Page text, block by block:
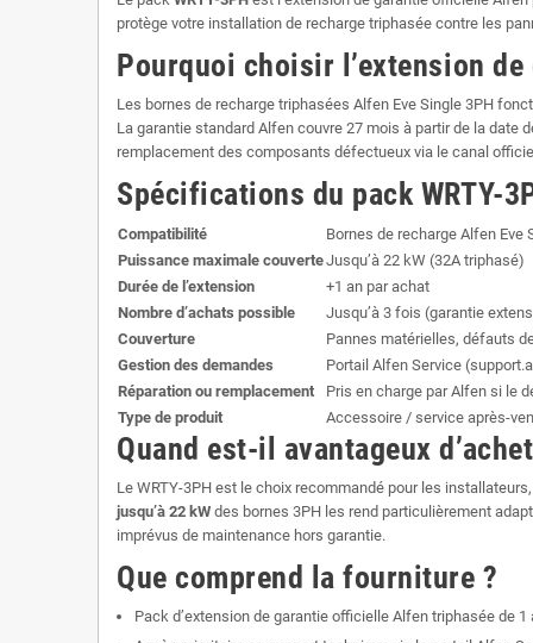
protège votre installation de recharge triphasée contre les
Pourquoi choisir l’extension
Les bornes de recharge triphasées Alfen Eve Single 3PH
La garantie standard Alfen couvre 27 mois à partir de la date
remplacement des composants défectueux via le canal
Spécifications du pack WRTY-
Compatibilité
Bornes de recharge Alfen Eve
Puissance maximale couverteJusqu’à 22 kW (32A triphasé)
Durée de l’extension
+1 an par achat
Nombre d’achats possible
Jusqu’à 3 fois (garantie
Couverture
Pannes matérielles, défauts
Gestion des demandes
Portail Alfen Service
Réparation ou remplacement
Pris en charge par Alfen si le
Type de produit
Accessoire / service après-
Quand est-il avantageux
Le WRTY-3PH est le choix recommandé pour les
jusqu’à 22 kW des bornes 3PH les rend particulièrement
imprévus de maintenance hors garantie.
Que comprend la fourniture ?
Pack d’extension de garantie officielle Alfen triphasée de 1